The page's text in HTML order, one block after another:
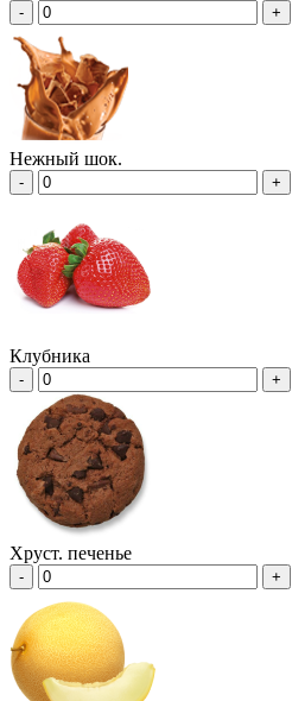
- +
Нежный шок.
- +
Клубника
- +
Хруст. печенье
- +